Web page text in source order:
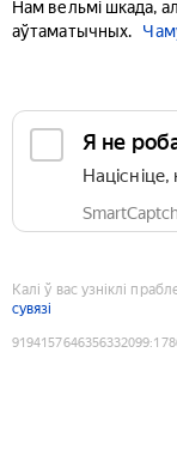
Нам вельмі шкада,
аўтаматычных.
Я не
Калі ў вас узніклі
сувязі
9194157646356332099: